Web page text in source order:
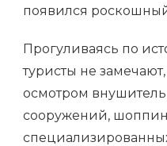
появился
Прогуливаясь по
туристы не
осмотром
сооружений,